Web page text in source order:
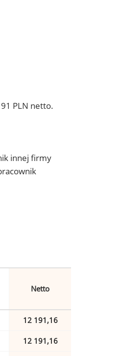
PLN netto.
innej firmy
Netto
12 191,16
12 191,16